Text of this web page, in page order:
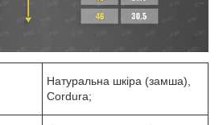
Натуральна шкіра (замша),
Cordura;